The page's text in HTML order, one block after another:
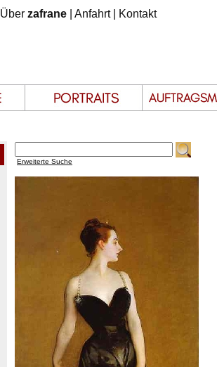
Über zafrane Anfahrt| Kontakt
Erweiterte Suche